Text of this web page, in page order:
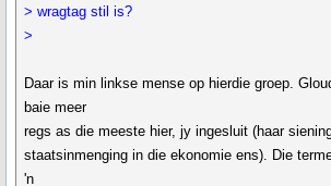
> wragtag stil is?
>
Daar is min linkse mense op hierdie groep.
baie meer
regs as die meeste hier, jy ingesluit (haar
staatsinmenging in die ekonomie ens). Die
'n